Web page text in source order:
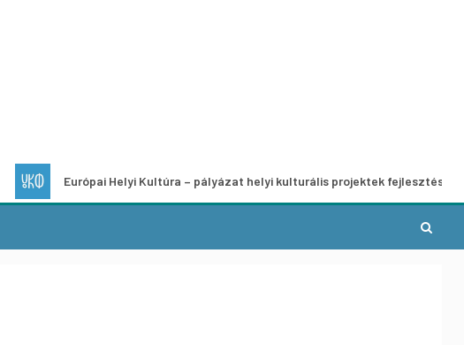
Európai Helyi Kultúra – pályázat helyi kulturális projektek fejlesztésére